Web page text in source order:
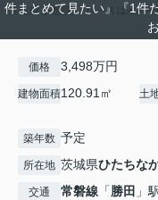
件まとめて見たい』『1件
価格 3,498万円
建物面積120.91㎡ 土
築年数 予定
所在地 茨城県ひたちな
交通 常磐線 「勝田 」